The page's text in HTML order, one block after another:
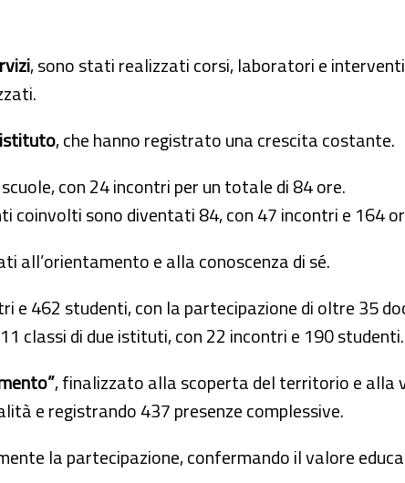
, sono stati realizzati corsi, laboratori e
, che hanno registrato una crescita costante.
con 24 incontri per un totale di 84 ore.
coinvolti sono diventati 84, con 47 incontri e 164
e alla conoscenza di sé.
462 studenti, con la partecipazione di oltre 35
classi di due istituti, con 22 incontri e 190 studenti.
, finalizzato alla scoperta del territorio e alla
e registrando 437 presenze complessive.
la partecipazione, confermando il valore